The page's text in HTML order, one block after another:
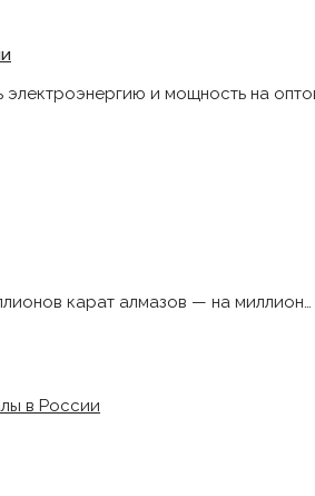
электроэнергию и мощность на
карат алмазов — на миллион…